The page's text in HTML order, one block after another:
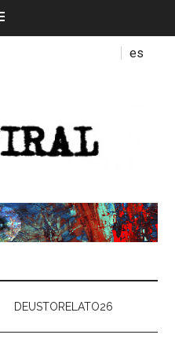
es
DEUSTORELATO26